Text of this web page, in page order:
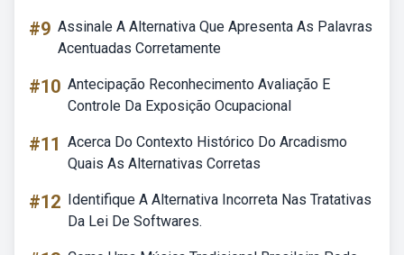
#9 Assinale A Alternativa Que Apresenta As Palavras
Acentuadas Corretamente
#10 Antecipação Reconhecimento Avaliação E
Controle Da Exposição Ocupacional
#11 Acerca Do Contexto Histórico Do Arcadismo
Quais As Alternativas Corretas
#12 Identifique A Alternativa Incorreta Nas Tratativas
Da Lei De Softwares.